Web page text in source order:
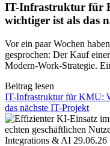
IT-Infrastruktur für
wichtiger ist als das
Vor ein paar Wochen
gesprochen: Der Kauf
Modern-Work-Strategie.
Beitrag lesen
IT-Infrastruktur für KMU:
das nächste IT-Projekt
Integrations & AI 29.06.26